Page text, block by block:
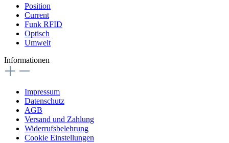
Position
Current
Funk RFID
Optisch
Umwelt
Informationen
Impressum
Datenschutz
AGB
Versand und Zahlung
Widerrufsbelehrung
Cookie Einstellungen